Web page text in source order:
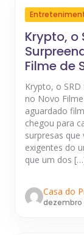
Krypto, o
Filme de
Krypto, o
no Novo
aguardado
chegou para
surpresas
exigentes do
que um dos
Casa do
dezembro